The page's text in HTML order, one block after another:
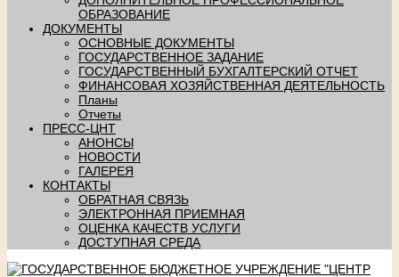
ОБРАЗОВАНИЕ
ДОКУМЕНТЫ
ОСНОВНЫЕ ДОКУМЕНТЫ
ГОСУДАРСТВЕННОЕ ЗАДАНИЕ
ГОСУДАРСТВЕННЫЙ БУХГАЛТЕРСКИЙ ОТЧЕТ
ФИНАНСОВАЯ ХОЗЯЙСТВЕННАЯ ДЕЯТЕЛЬНОСТЬ
Планы
Отчеты
ПРЕСС-ЦНТ
АНОНСЫ
НОВОСТИ
ГАЛЕРЕЯ
КОНТАКТЫ
ОБРАТНАЯ СВЯЗЬ
ЭЛЕКТРОННАЯ ПРИЕМНАЯ
ОЦЕНКА КАЧЕСТВ УСЛУГИ
ДОСТУПНАЯ СРЕДА